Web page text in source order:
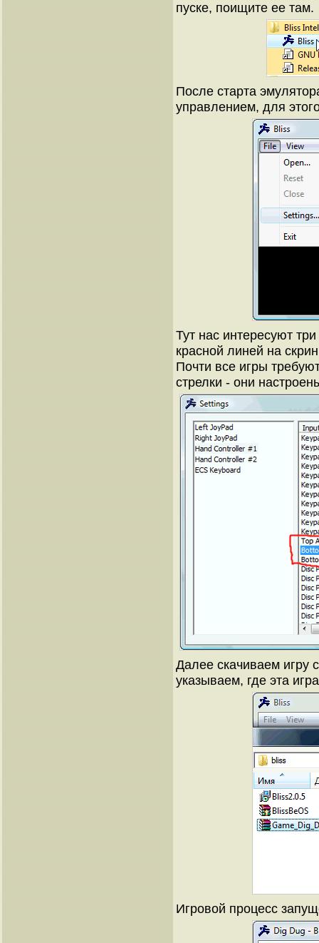
пуске, поищите ее там.
После старта
управлением, для
Тут нас интересуют
красной линей на
Почти все игры
стрелки - они
Далее скачиваем игру
указываем, где эта
Игровой процесс